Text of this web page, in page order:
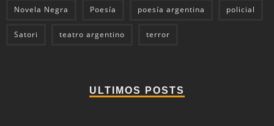
Novela Negra Poesía poesía argentina policial
Satori teatro argentino terror
ULTIMOS POSTS